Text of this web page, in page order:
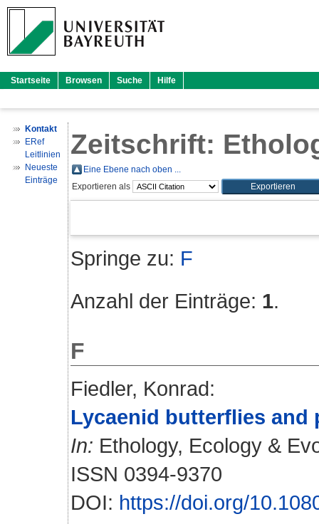
Startseite Browsen Suche Hilfe
Kontakt
ERef
Leitlinien
Neueste
Einträge
Zeitschrift:
Eine Ebene nach oben ...
Exportieren als
Springe zu: F
Anzahl der Einträge: 1.
F
Fiedler, Konrad:
Lycaenid butterflies
In: Ethology, Ecology &
ISSN 0394-9370
DOI: https://doi.org/